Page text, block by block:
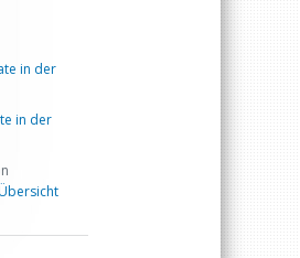
in der
in der